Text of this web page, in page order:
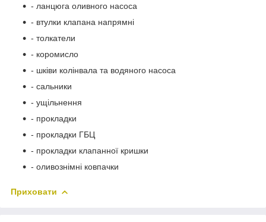
- ланцюга оливного насоса
- втулки клапана напрямні
- толкатели
- коромисло
- шківи колінвала та водяного насоса
- сальники
- ущільнення
- прокладки
- прокладки ГБЦ
- прокладки клапанної кришки
- оливознімні ковпачки
Приховати